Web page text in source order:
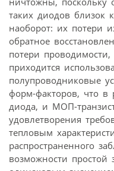
таких диодов близок
наоборот: их потери
обратное
потери
приходится
полупроводниковые
форм-факторов, что в
диода, и МОП-
удовлетворения
тепловым
распространенного
возможности простой